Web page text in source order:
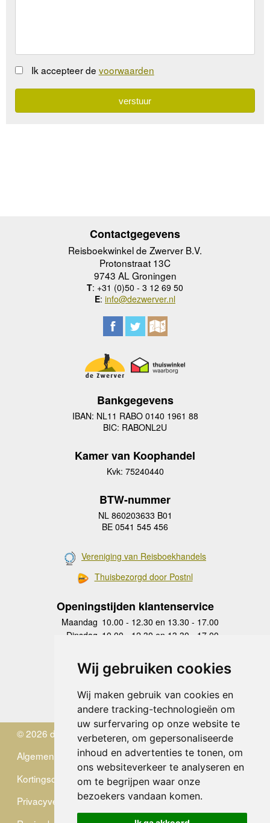
Wij gebruiken cookies
Wij maken gebruik van cookies en
andere tracking-technologieën om
uw surfervaring op onze website te
verbeteren, om gepersonaliseerde
inhoud en advertenties te tonen, om
ons websiteverkeer te analyseren en
om te begrijpen waar onze
bezoekers vandaan komen.
Ik accepteer de voorwaarden
Contactgegevens
Reisboekwinkel de Zwerver B.V.
Protonstraat 13C
9743 AL Groningen
T: +31 (0)50 - 3 12 69 50
E: info@dezwerver.nl
Bankgegevens
IBAN: NL11 RABO 0140 1961 88
BIC: RABONL2U
Kamer van Koophandel
Kvk: 75240440
BTW-nummer
NL 860203633 B01
BE 0541 545 456
Vereniging van Reisboekhandels
Thuisbezorgd door Postnl
Openingstijden klantenservice
Maandag 10.00 - 12.30 en 13.30 - 17.00
Dinsdag 10.00 - 12.30 en 13.30 - 17.00
Donderdag
10.00 - 12.30 en 13.30 - 17.00
Vrijdag 10.00 - 12.30 en 13.30 - 17.00
Zaterdag
gesloten
Zondag gesloten
© 2026 de Zwerver
Algemene Voorwaarden
Kortingscode
Privacyverklaring